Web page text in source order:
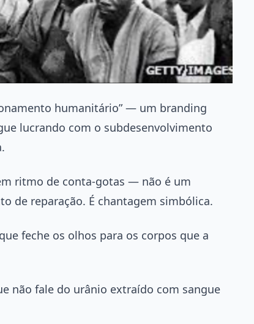
humanitário” — um branding
lucrando com o subdesenvolvimento
ritmo de conta-gotas — não é um
de reparação. É chantagem simbólica.
feche os olhos para os corpos que a
não fale do urânio extraído com sangue